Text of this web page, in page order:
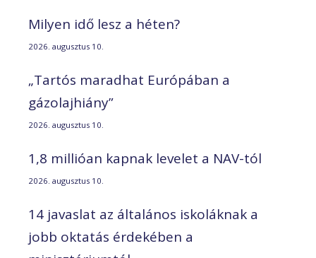
Milyen idő lesz a héten?
2026. augusztus 10.
„Tartós maradhat Európában a
gázolajhiány”
2026. augusztus 10.
1,8 millióan kapnak levelet a NAV-tól
2026. augusztus 10.
14 javaslat az általános iskoláknak a
jobb oktatás érdekében a